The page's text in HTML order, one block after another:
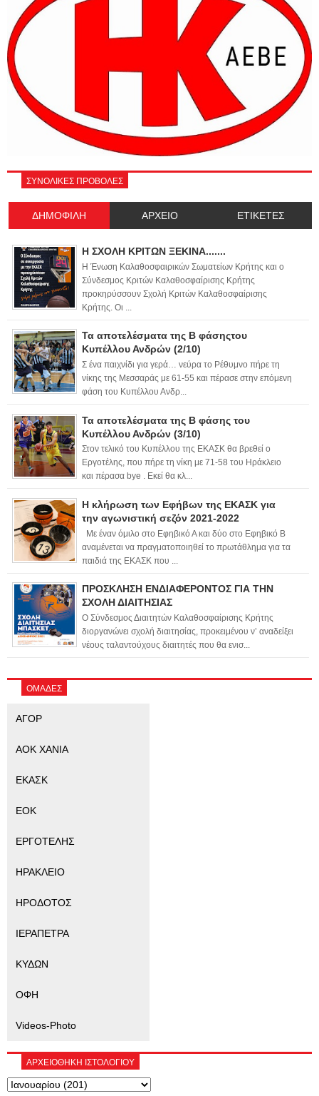
ΣΥΝΟΛΙΚΕΣ ΠΡΟΒΟΛΕΣ
ΔΗΜΟΦΙΛΗ ΑΡΧΕΙΟ ΕΤΙΚΕΤΕΣ
Η ΣΧΟΛΗ ΚΡΙΤΩΝ ΞΕΚΙΝΑ.......
Η Ένωση Καλαθοσφαιρικών Σωματείων Κρήτης και ο
Σύνδεσμος Κριτών Καλαθοσφαίρισης Κρήτης
προκηρύσσουν Σχολή Κριτών Καλαθοσφαίρισης
Κρήτης. Οι ...
Τα αποτελέσματα της Β φάσηςτου
Κυπέλλου Ανδρών (2/10)
Σ ένα παιχνίδι για γερά… νεύρα το Ρέθυμνο πήρε τη
νίκης της Μεσσαράς με 61-55 και πέρασε στην επόμενη
φάση του Κυπέλλου Ανδρ...
Τα αποτελέσματα της Β φάσης του
Κυπέλλου Ανδρών (3/10)
Στον τελικό του Κυπέλλου της ΕΚΑΣΚ θα βρεθεί ο
Εργοτέλης, που πήρε τη νίκη με 71-58 του Ηράκλειο
και πέρασα bye . Εκεί θα κλ...
Η κλήρωση των Εφήβων της ΕΚΑΣΚ για
την αγωνιστική σεζόν 2021-2022
Με έναν όμιλο στο Εφηβικό Α και δύο στο Εφηβικό Β
αναμένεται να πραγματοποιηθεί το πρωτάθλημα για τα
παιδιά της ΕΚΑΣΚ που ...
ΠΡΟΣΚΛΗΣΗ ΕΝΔΙΑΦΕΡΟΝΤΟΣ ΓΙΑ ΤΗΝ
ΣΧΟΛΗ ΔΙΑΙΤΗΣΙΑΣ
Ο Σύνδεσμος Διαιτητών Καλαθοσφαίρισης Κρήτης
διοργανώνει σχολή διαιτησίας, προκειμένου ν’ αναδείξει
νέους ταλαντούχους διαιτητές που θα ενισ...
ΟΜΑΔΕΣ
ΑΓΟΡ
ΑΟΚ ΧΑΝΙΑ
ΕΚΑΣΚ
ΕΟΚ
ΕΡΓΟΤΕΛΗΣ
ΗΡΑΚΛΕΙΟ
ΗΡΟΔΟΤΟΣ
ΙΕΡΑΠΕΤΡΑ
ΚΥΔΩΝ
ΟΦΗ
Videos-Photo
ΑΡΧΕΙΟΘΗΚΗ ΙΣΤΟΛΟΓΙΟΥ